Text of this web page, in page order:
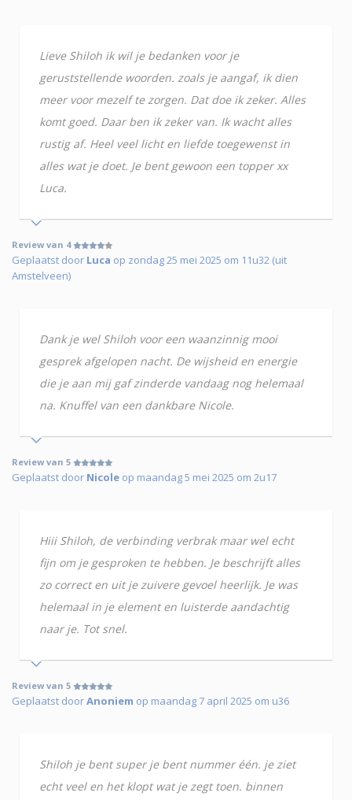
Lieve Shiloh ik wil je bedanken voor je
geruststellende woorden. zoals je aangaf, ik dien
meer voor mezelf te zorgen. Dat doe ik zeker. Alles
komt goed. Daar ben ik zeker van. Ik wacht alles
rustig af. Heel veel licht en liefde toegewenst in
alles wat je doet. Je bent gewoon een topper xx
Luca.
Review van 4
Geplaatst door Luca op zondag 25 mei 2025 om 11u32 (uit
Amstelveen)
Dank je wel Shiloh voor een waanzinnig mooi
gesprek afgelopen nacht. De wijsheid en energie
die je aan mij gaf zinderde vandaag nog helemaal
na. Knuffel van een dankbare Nicole.
Review van 5
Geplaatst door Nicole op maandag 5 mei 2025 om 2u17
Hiii Shiloh, de verbinding verbrak maar wel echt
fijn om je gesproken te hebben. Je beschrijft alles
zo correct en uit je zuivere gevoel heerlijk. Je was
helemaal in je element en luisterde aandachtig
naar je. Tot snel.
Review van 5
Geplaatst doorAnoniem op maandag 7 april 2025 om u36
Shiloh je bent super je bent nummer één. je ziet
echt veel en het klopt wat je zegt toen. binnen